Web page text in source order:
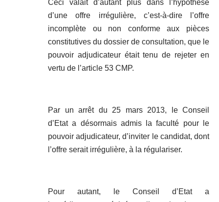
Ceci valait d’autant plus dans l’hypothèse
d’une offre irrégulière, c’est-à-dire l’offre
incomplète ou non conforme aux pièces
constitutives du dossier de consultation, que le
pouvoir adjudicateur était tenu de rejeter en
vertu de l’article 53 CMP.
Par un arrêt du 25 mars 2013, le Conseil
d’Etat a désormais admis la faculté pour le
pouvoir adjudicateur, d’inviter le candidat, dont
l’offre serait irrégulière, à la régulariser.
Pour autant, le Conseil d’Etat a